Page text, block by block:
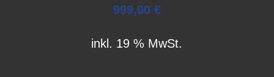
999,00 €
inkl. 19 % MwSt.